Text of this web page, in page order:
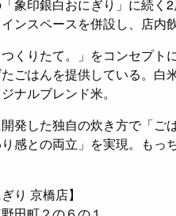
象印銀白おにぎり」に続く
ンスペースを併設し、店内
つくりたて。」をコンセプ
ごはんを提供している。白
ナルブレンド米。
発した独自の炊き方で「ご
感との両立」を実現。も
り 京橋店】